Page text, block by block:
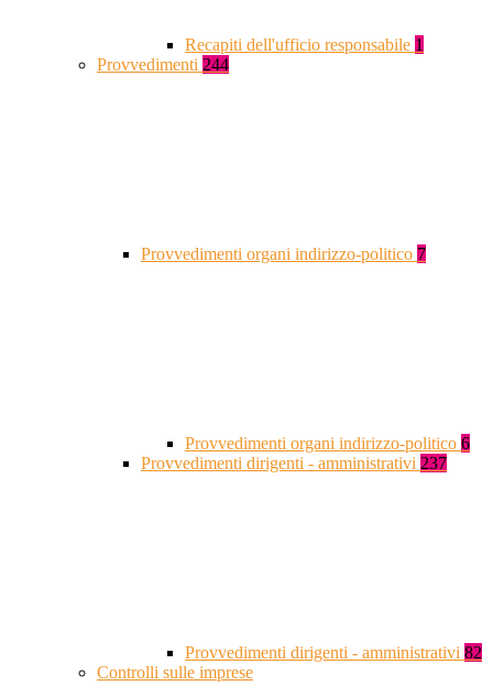
Recapiti dell'ufficio responsabile 1
Provvedimenti 244
Provvedimenti organi indirizzo-politico 7
Provvedimenti organi indirizzo-politico 6
Provvedimenti dirigenti - amministrativi 237
Provvedimenti dirigenti - amministrativi 82
Controlli sulle imprese